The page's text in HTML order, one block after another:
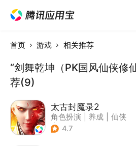
首页 游戏 相关推荐
“剑舞乾坤（PK国风仙侠修
荐(9)
太古封魔录2
角色扮演 养成
仙侠
| 自由交易
4.7